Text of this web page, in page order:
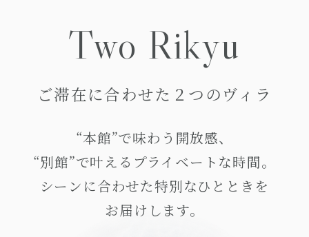
Two Rikyu
ご滞在に合わせた２つのヴィラ
“本館”で味わう開放感、
“別館”で叶えるプライベートな時間。
シーンに合わせた特別なひとときを
お届けします。